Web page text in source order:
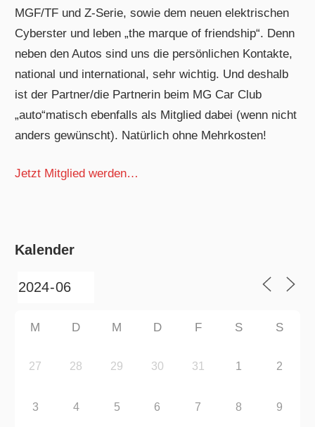
MGF/TF und Z-Serie, sowie dem neuen elektrischen
Cyberster und leben „the marque of friendship“. Denn
neben den Autos sind uns die persönlichen Kontakte,
national und international, sehr wichtig. Und deshalb
ist der Partner/die Partnerin beim MG Car Club
„auto“matisch ebenfalls als Mitglied dabei (wenn nicht
anders gewünscht). Natürlich ohne Mehrkosten!
Jetzt Mitglied werden…
Kalender
M D M D F S S
27 28 29 30 31 1 2
3 4 5 6 7 8 9